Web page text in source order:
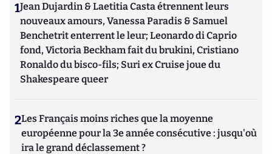
1Jean Dujardin & Laetitia Casta étrennent leurs
nouveaux amours, Vanessa Paradis & Samuel
Benchetrit enterrent le leur; Leonardo di Caprio
fond, Victoria Beckham fait du brukini, Cristiano
Ronaldo du bisco-fils; Suri ex Cruise joue du
Shakespeare queer
2Les Français moins riches que la moyenne
européenne pour la 3e année consécutive : jusqu'où
ira le grand déclassement ?